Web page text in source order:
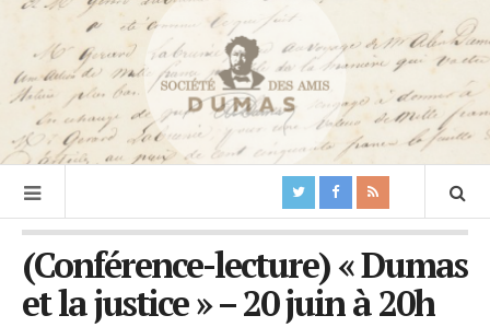
(Conférence-lecture) « Dumas
et la justice » – 20 juin à 20h